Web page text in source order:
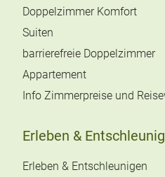
Doppelzimmer Komfort
Suiten
barrierefreie Doppelzimmer
Appartement
Info Zimmerpreise und
Erleben &
Erleben & Entschleunigen